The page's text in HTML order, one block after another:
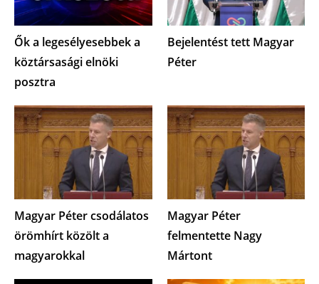
Ők a legesélyesebbek a
köztársasági elnöki
posztra
Bejelentést tett Magyar
Péter
Magyar Péter csodálatos
örömhírt közölt a
magyarokkal
Magyar Péter
felmentette Nagy
Mártont